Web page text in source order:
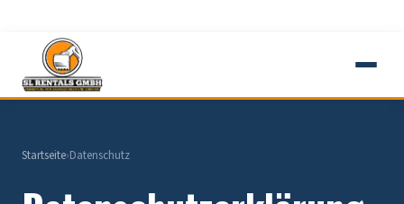
Startseite›Datenschutz